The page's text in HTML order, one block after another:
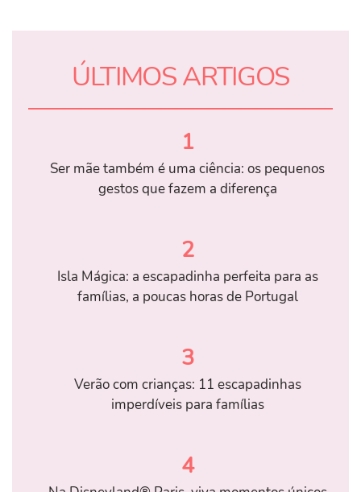
ÚLTIMOS ARTIGOS
1
Ser mãe também é uma ciência: os pequenos
gestos que fazem a diferença
2
Isla Mágica: a escapadinha perfeita para as
famílias, a poucas horas de Portugal
3
Verão com crianças: 11 escapadinhas
imperdíveis para famílias
4